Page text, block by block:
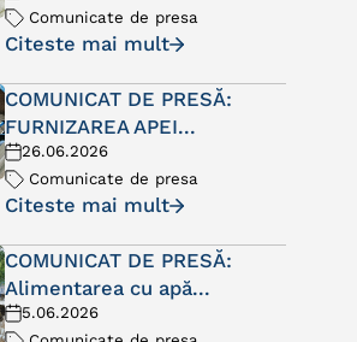
Comunicate de presa
Citeste mai mult
COMUNICAT DE PRESĂ:
FURNIZAREA APEI...
26.06.2026
Comunicate de presa
Citeste mai mult
COMUNICAT DE PRESĂ:
Alimentarea cu apă...
5.06.2026